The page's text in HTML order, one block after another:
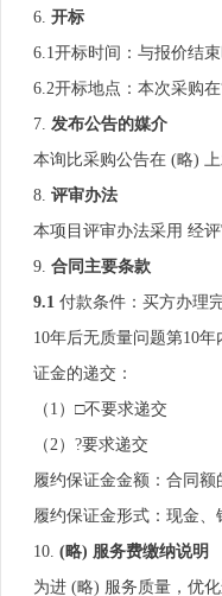
6. 开标
6.1开标时间：与报价结束
6.2开标地点：本次采购
7. 发布公告的媒介
本询比采购公告在 (略) 上
8. 评审办法
本项目评审办法采用 经评
9. 合同主要条款
9.1 付款条件：买方办理
10年后无质量问题第10
证金的递交：
（1）□不要求递交
（2）?要求递交
履约保证金金额：合同额
履约保证金形式：现金
10. (略) 服务费缴纳说明
为进 (略) 服务质量，优